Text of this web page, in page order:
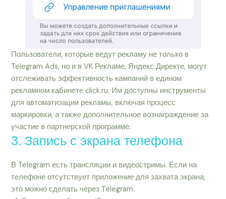
Пользователи, которые ведут рекламу не только в
Telegram Ads, но и в VK Рекламе, Яндекс Директе, могут
отслеживать эффективность кампаний в едином
рекламном кабинете click.ru. Им доступны инструменты
для автоматизации рекламы, включая процесс
маркировки, а также дополнительное вознаграждение за
участие в партнерской программе.
3. Запись с экрана телефона
В Telegram есть трансляции и видеостримы. Если на
телефоне отсутствует приложение для захвата экрана,
это можно сделать через Telegram.